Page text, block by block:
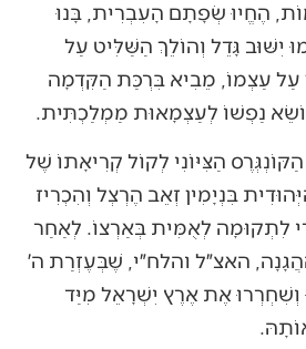
הֶחֱיוּ שְׂפָתָם הָעִבְרִית, בָּנוּ
יִשּׁוּב גָּדֵל וְהוֹלֵךְ הַשַּׁלִּיט עַל
עַל עַצְמוֹ, מֵבִיא בִּרְכַּת הַקִּדְמָה
נַפְשׁוֹ לְעַצְמָאוּת מַמְלַכְתִּית.
הַצִּיּוֹנִי לְקוֹל קְרִיאָתוֹ שֶׁל
בִּנְיָמִין זְאֵב הֶרְצְל וְהִכְרִיז
לִתְקוּמָה לְאֻמִּית בְּאַרְצוֹ. לְאַחַר
האצ״ל והלח״י, שֶׁבְּעֶזְרַת ה׳
אֶת אֶרֶץ יִשְׁרָאֵל מִיַּד